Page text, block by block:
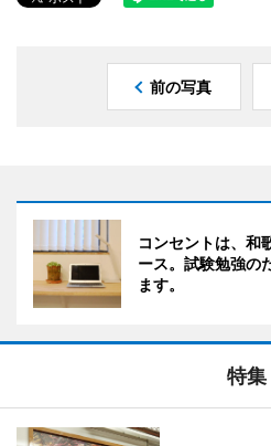
前の写真
コンセントは、和
ース。試験勉強の
ます。
特集